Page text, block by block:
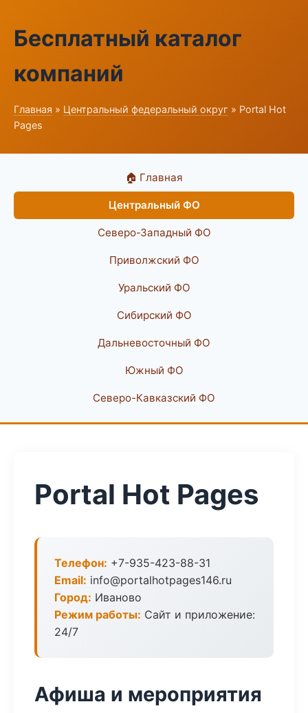
Бесплатный каталог
компаний
Главная » Центральный федеральный округ » Portal Hot
Pages
🏠 Главная
Центральный ФО
Северо-Западный ФО
Приволжский ФО
Уральский ФО
Сибирский ФО
Дальневосточный ФО
Южный ФО
Северо-Кавказский ФО
Portal Hot Pages
Телефон: +7-935-423-88-31
Email: info@portalhotpages146.ru
Город: Иваново
Режим работы: Сайт и приложение:
24/7
Афиша и мероприятия